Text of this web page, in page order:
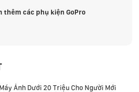
thêm các phụ kiện GoPro
Ảnh Dưới 20 Triệu Cho Người Mới